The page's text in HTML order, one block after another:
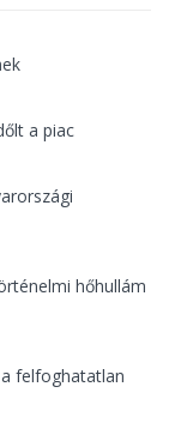
a piac
hőhullám
felfoghatatlan